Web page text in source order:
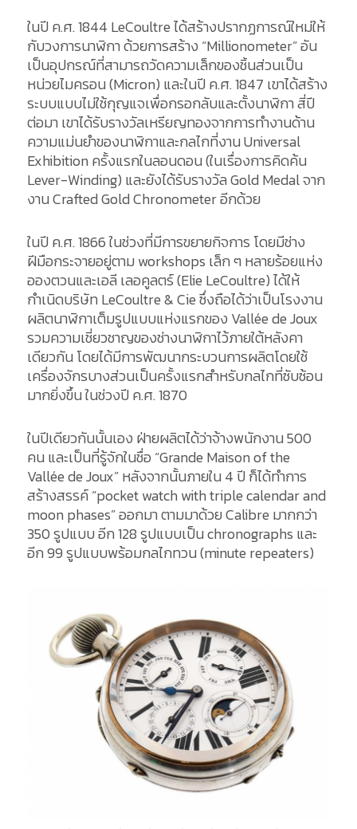
ในปี ค.ศ. 1844 LeCoultre ได้สร้างปรากฏการณ์ใหม่ให้
กับวงการนาฬิกา ด้วยการสร้าง “Millionometer” อัน
เป็นอุปกรณ์ที่สามารถวัดความเล็กของชิ้นส่วนเป็น
หน่วยไมครอน (Micron) และในปี ค.ศ. 1847 เขาได้สร้าง
ระบบแบบไม่ใช้กุญแจเพื่อกรอกลับและตั้งนาฬิกา สี่ปี
ต่อมา เขาได้รับรางวัลเหรียญทองจากการทำงานด้าน
ความแม่นยำของนาฬิกาและกลไกที่งาน Universal
Exhibition ครั้งแรกในลอนดอน (ในเรื่องการคิดค้น
Lever-Winding) และยังได้รับรางวัล Gold Medal จาก
งาน Crafted Gold Chronometer อีกด้วย
ในปี ค.ศ. 1866 ในช่วงที่มีการขยายกิจการ โดยมีช่าง
ฝีมือกระจายอยู่ตาม workshops เล็ก ๆ หลายร้อยแห่ง
อองตวนและเอลี เลอคูลตร์ (Elie LeCoultre) ได้ให้
กำเนิดบริษัท LeCoultre & Cie ซึ่งถือได้ว่าเป็นโรงงาน
ผลิตนาฬิกาเต็มรูปแบบแห่งแรกของ Vallée de Joux
รวมความเชี่ยวชาญของช่างนาฬิกาไว้ภายใต้หลังคา
เดียวกัน โดยได้มีการพัฒนากระบวนการผลิตโดยใช้
เครื่องจักรบางส่วนเป็นครั้งแรกสำหรับกลไกที่ซับซ้อน
มากยิ่งขึ้น ในช่วงปี ค.ศ. 1870
ในปีเดียวกันนั้นเอง ฝ่ายผลิตได้ว่าจ้างพนักงาน 500
คน และเป็นที่รู้จักในชื่อ “Grande Maison of the
Vallée de Joux” หลังจากนั้นภายใน 4 ปี ก็ได้ทำการ
สร้างสรรค์ “pocket watch with triple calendar and
moon phases” ออกมา ตามมาด้วย Calibre มากกว่า
350 รูปแบบ อีก 128 รูปแบบเป็น chronographs และ
อีก 99 รูปแบบพร้อมกลไกทวน (minute repeaters)